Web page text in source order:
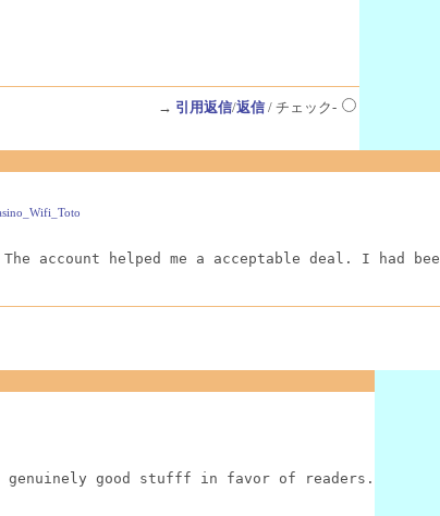
→ 引用返信/返信/ チェック-
account helped me a acceptable deal. I
good stufff in favor of readers.